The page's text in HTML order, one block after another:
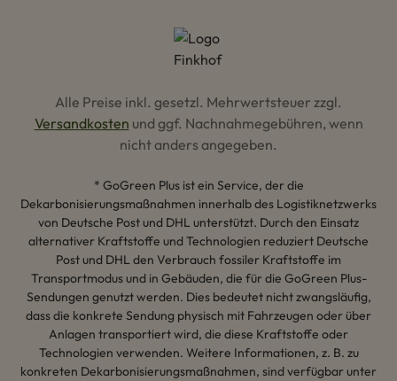
Alle Preise inkl. gesetzl. Mehrwertsteuer zzgl.
Versandkosten und ggf. Nachnahmegebühren, wenn
nicht anders angegeben.
* GoGreen Plus ist ein Service, der die
Dekarbonisierungsmaßnahmen innerhalb des Logistiknetzwerks
von Deutsche Post und DHL unterstützt. Durch den Einsatz
alternativer Kraftstoffe und Technologien reduziert Deutsche
Post und DHL den Verbrauch fossiler Kraftstoffe im
Transportmodus und in Gebäuden, die für die GoGreen Plus-
Sendungen genutzt werden. Dies bedeutet nicht zwangsläufig,
dass die konkrete Sendung physisch mit Fahrzeugen oder über
Anlagen transportiert wird, die diese Kraftstoffe oder
Technologien verwenden. Weitere Informationen, z. B. zu
konkreten Dekarbonisierungsmaßnahmen, sind verfügbar unter